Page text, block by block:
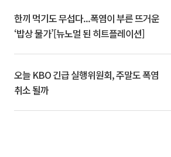
한끼 먹기도 무섭다...폭염이 부른 뜨거운
‘밥상 물가’[뉴노멀 된 히트플레이션]
오늘 KBO 긴급 실행위원회, 주말도 폭염
취소 될까